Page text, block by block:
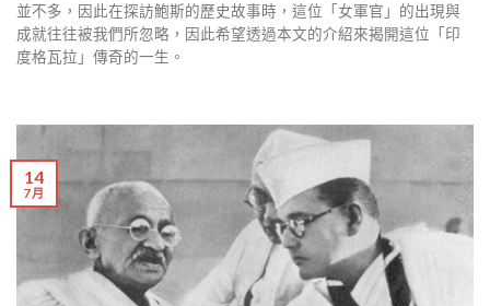
並不多，因此在探訪鮑斯的歷史故事時，這位「女軍官」的出現與
成就往往被我們所忽略，因此希望透過本文的介紹來揭開這位「印
度格瓦拉」傳奇的一生。
14
7 月